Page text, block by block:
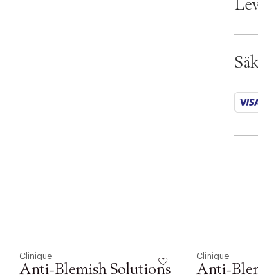
Clinique
Anti-Blemish Solutions
Clinique
Anti-